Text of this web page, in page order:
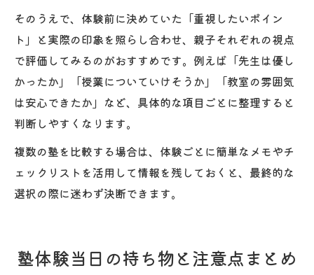
そのうえで、体験前に決めていた「重視したいポイン
ト」と実際の印象を照らし合わせ、親子それぞれの視点
で評価してみるのがおすすめです。例えば「先生は優し
かったか」「授業についていけそうか」「教室の雰囲気
は安心できたか」など、具体的な項目ごとに整理すると
判断しやすくなります。
複数の塾を比較する場合は、体験ごとに簡単なメモやチ
ェックリストを活用して情報を残しておくと、最終的な
選択の際に迷わず決断できます。
塾体験当日の持ち物と注意点まとめ